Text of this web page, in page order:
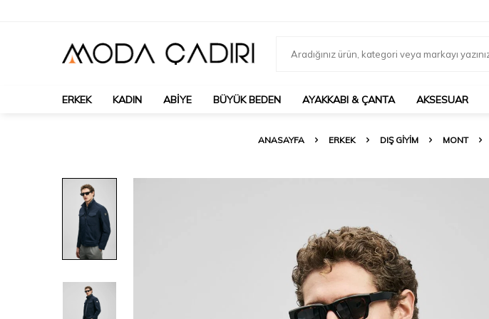
ERKEK KADIN ABIYE BÜYÜK BEDEN AYAKKABI & ÇANTA AKSESUAR
ANASAYFA ERKEK DIŞ GIYIM MONT